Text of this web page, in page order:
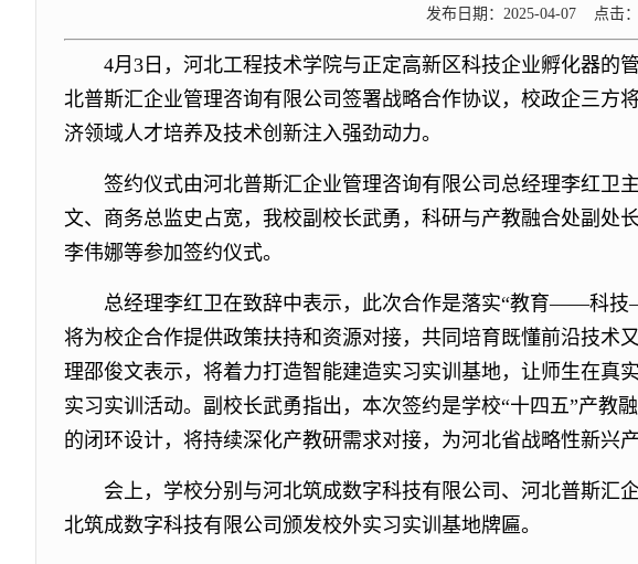
发布日期：2025-04-07 点击
4月3日，河北工程技术学院与正定高新区科技企业孵化器的
北普斯汇企业管理咨询有限公司签署战略合作协议，校政企三方
济领域人才培养及技术创新注入强劲动力。
签约仪式由河北普斯汇企业管理咨询有限公司总经理李红卫
文、商务总监史占宽，我校副校长武勇，科研与产教融合处副处
李伟娜等参加签约仪式。
总经理李红卫在致辞中表示，此次合作是落实“教育——科
将为校企合作提供政策扶持和资源对接，共同培育既懂前沿技术
理邵俊文表示，将着力打造智能建造实习实训基地，让师生在真
实习实训活动。副校长武勇指出，本次签约是学校“十四五”产教
的闭环设计，将持续深化产教研需求对接，为河北省战略性新兴
会上，学校分别与河北筑成数字科技有限公司、河北普斯汇
北筑成数字科技有限公司颁发校外实习实训基地牌匾。